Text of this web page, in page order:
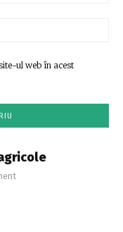
ul web în acest